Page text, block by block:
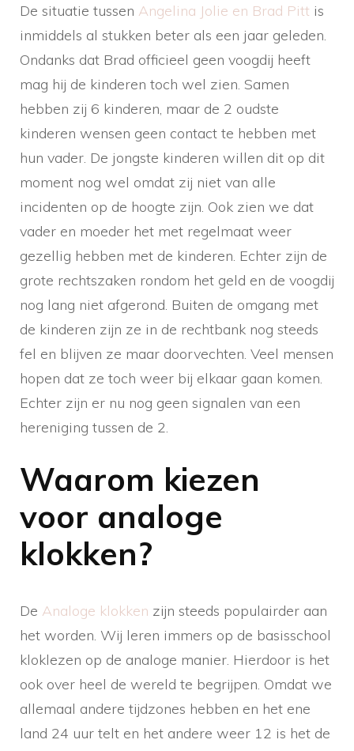
De situatie tussen Angelina Jolie en Brad Pitt is
inmiddels al stukken beter als een jaar geleden.
Ondanks dat Brad officieel geen voogdij heeft
mag hij de kinderen toch wel zien. Samen
hebben zij 6 kinderen, maar de 2 oudste
kinderen wensen geen contact te hebben met
hun vader. De jongste kinderen willen dit op dit
moment nog wel omdat zij niet van alle
incidenten op de hoogte zijn. Ook zien we dat
vader en moeder het met regelmaat weer
gezellig hebben met de kinderen. Echter zijn de
grote rechtszaken rondom het geld en de voogdij
nog lang niet afgerond. Buiten de omgang met
de kinderen zijn ze in de rechtbank nog steeds
fel en blijven ze maar doorvechten. Veel mensen
hopen dat ze toch weer bij elkaar gaan komen.
Echter zijn er nu nog geen signalen van een
hereniging tussen de 2.
Waarom kiezen
voor analoge
klokken?
De Analoge klokken zijn steeds populairder aan
het worden. Wij leren immers op de basisschool
kloklezen op de analoge manier. Hierdoor is het
ook over heel de wereld te begrijpen. Omdat we
allemaal andere tijdzones hebben en het ene
land 24 uur telt en het andere weer 12 is het de